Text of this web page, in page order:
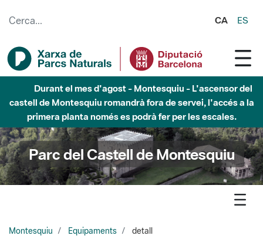
CA ES
Durant el mes d'agost - Montesquiu - L'ascensor del
castell de Montesquiu romandrà fora de servei, l'accés a la
primera planta només es podrà fer per les escales.
Parc del Castell de Montesquiu
Montesquiu Equipaments detall